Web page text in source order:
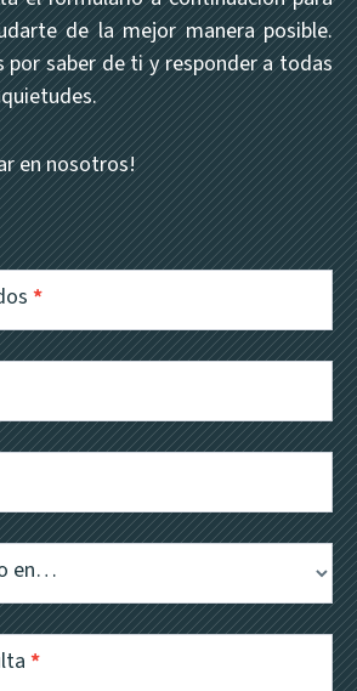
de la mejor manera posible.
por saber de ti y responder a todas
en nosotros!
*
en…
*